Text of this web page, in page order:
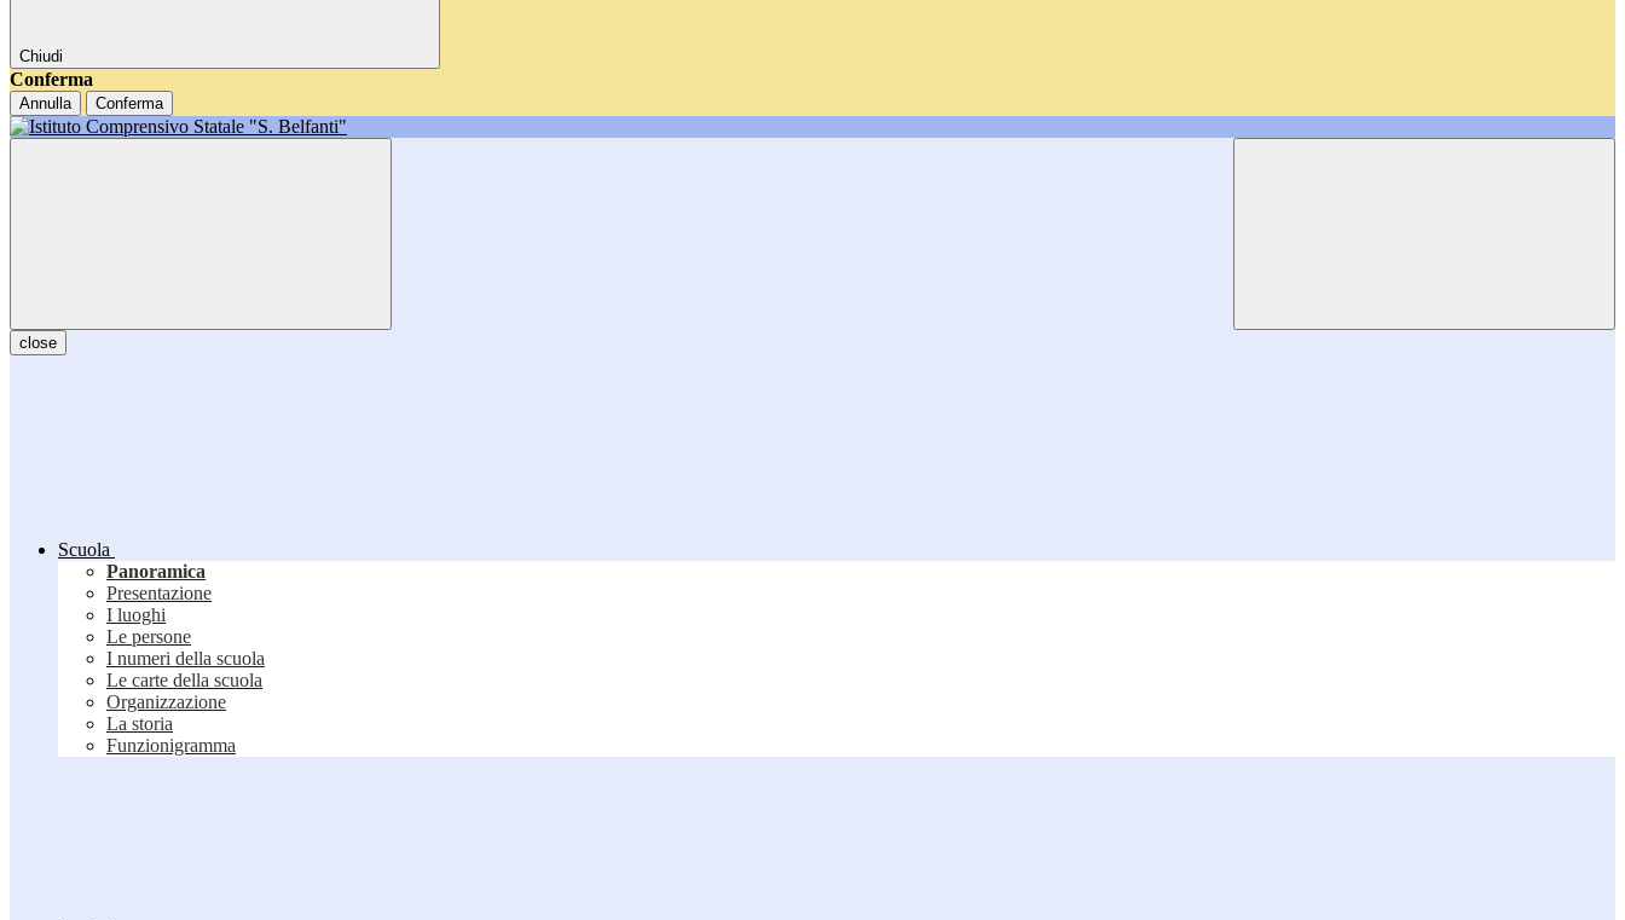
Chiudi
Conferma
Annulla Conferma
close
Scuola
Panoramica
Presentazione
I luoghi
Le persone
I numeri della scuola
Le carte della scuola
Organizzazione
La storia
Funzionigramma